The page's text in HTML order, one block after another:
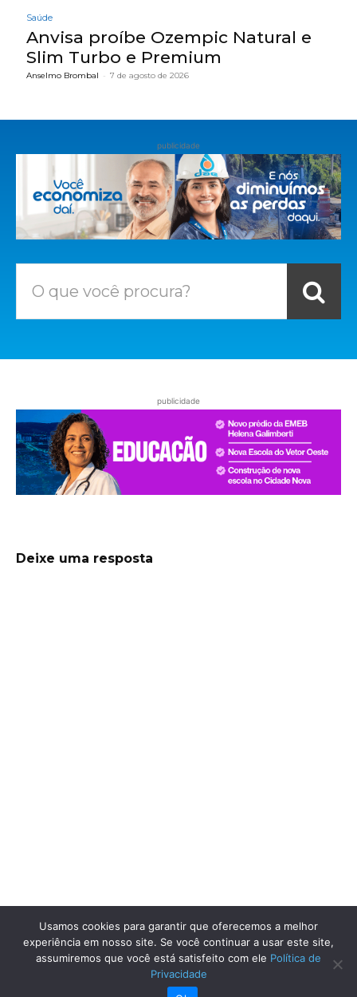
Saúde
Anvisa proíbe Ozempic Natural e
Slim Turbo e Premium
Anselmo Brombal - 7 de agosto de 2026
publicidade
O que você procura?
publicidade
Deixe uma resposta
Usamos cookies para garantir que oferecemos a melhor
experiência em nosso site. Se você continuar a usar este site,
assumiremos que você está satisfeito com ele Política de
Privacidade